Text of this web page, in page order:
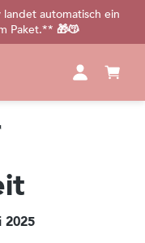
automatisch ein
Paket.** 🎁😽
2025